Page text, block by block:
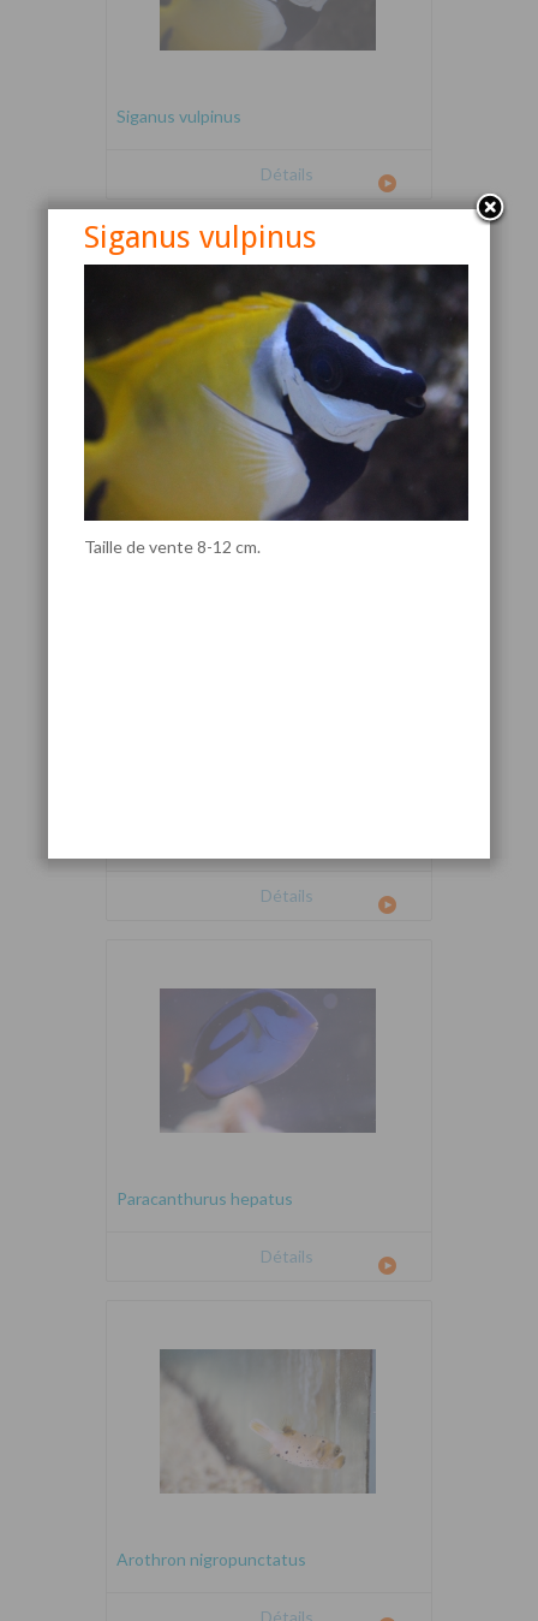
Siganus vulpinus
Détails
Canthigaster valentini
Détails
Paracanthurus hepatus
Détails
Arothron nigropunctatus
Détails
Siganus vulpinus
Taille de vente 8-12 cm.